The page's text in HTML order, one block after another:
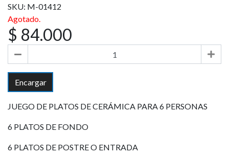
SKU: M-01412
Agotado.
$ 84.000
Encargar
JUEGO DE PLATOS DE CERÁMICA PARA 6 PERSONAS
6 PLATOS DE FONDO
6 PLATOS DE POSTRE O ENTRADA